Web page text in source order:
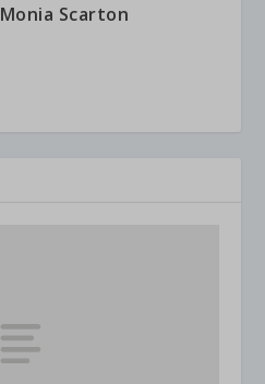
Monia Scarton